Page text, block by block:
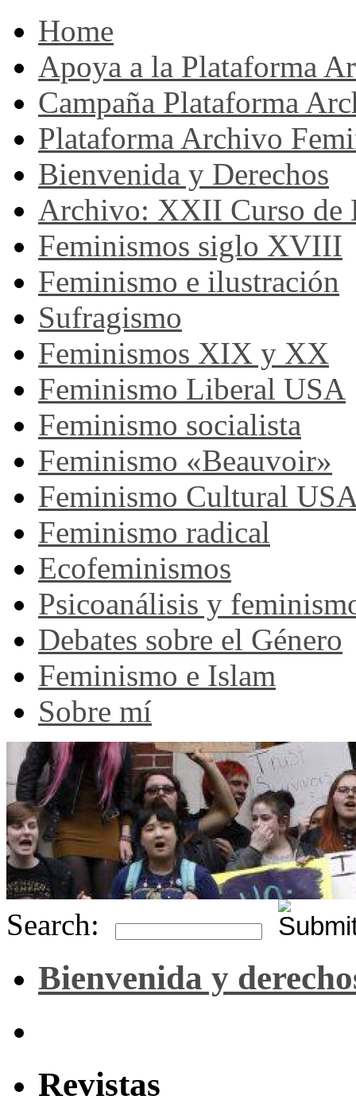
Home
Apoya a la Plataforma
Campaña Plataforma
Plataforma Archivo
Bienvenida y Derechos
Archivo: XXII Curso de
Feminismos siglo XVIII
Feminismo e ilustración
Sufragismo
Feminismos XIX y XX
Feminismo Liberal USA
Feminismo socialista
Feminismo «Beauvoir»
Feminismo Cultural
Feminismo radical
Ecofeminismos
Psicoanálisis y
Debates sobre el Género
Feminismo e Islam
Sobre mí
Search:
Bienvenida y
Revistas